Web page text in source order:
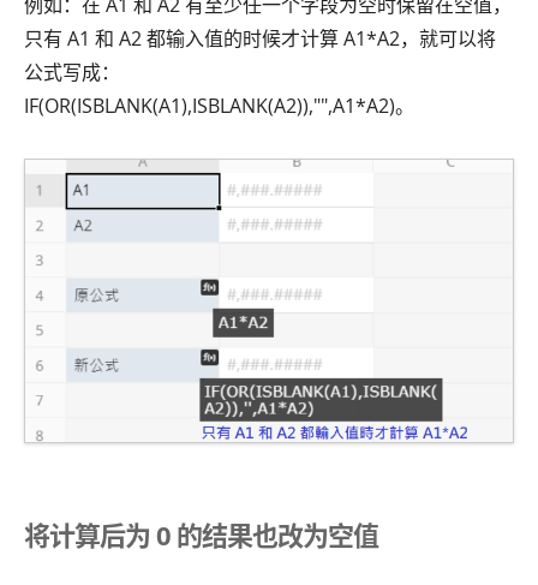
只有 A1 和 A2 都输入值的时候才计算 A1*A2，就可以将
公式写成：
IF(OR(ISBLANK(A1),ISBLANK(A2)),"",A1*A2)。
将计算后为 0 的结果也改为空值